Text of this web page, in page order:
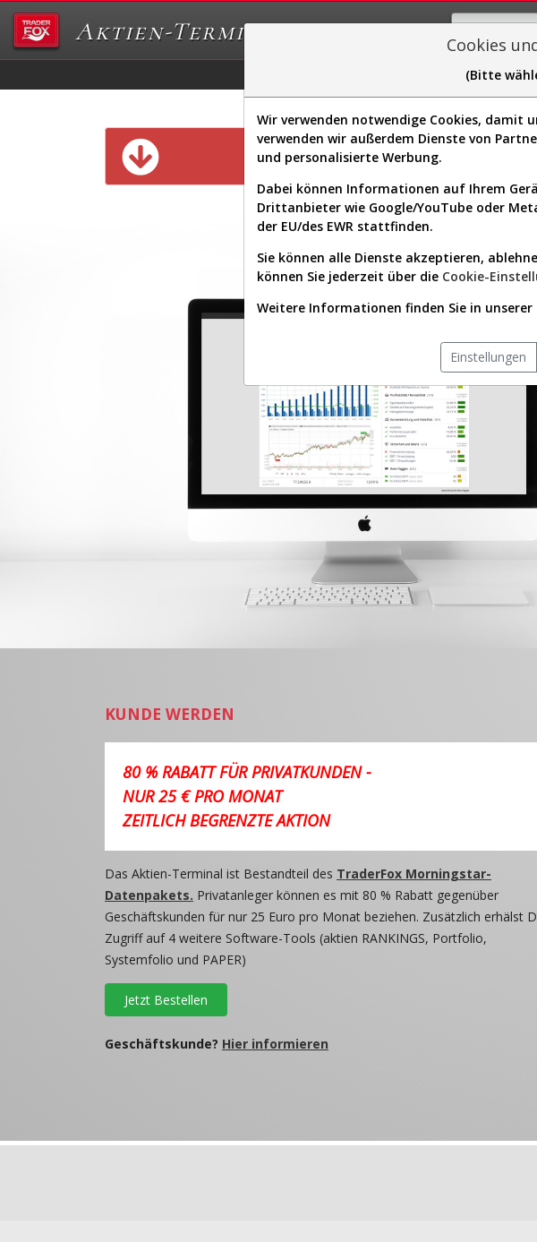
Aktien-Terminal
Sector-
Diese Funktion ist
KUNDE WERDEN
80 % RABATT FÜR PRIVATKUNDEN -
NUR 25 € PRO MONAT
ZEITLICH BEGRENZTE AKTION
Das Aktien-Terminal ist Bestandteil des TraderFox Morningstar-
Datenpakets. Privatanleger können es mit 80 % Rabatt gegenüber
Geschäftskunden für nur 25 Euro pro Monat beziehen. Zusätzlich erhälst
Zugriff auf 4 weitere Software-Tools (aktien RANKINGS, Portfolio,
Systemfolio und PAPER)
Jetzt Bestellen
Geschäftskunde? Hier informieren
Cookies
(Bitte
Wir verwenden notwendige Cookies, damit
verwenden wir außerdem Dienste von
und personalisierte Werbung.
Dabei können Informationen auf Ihrem
Drittanbieter wie Google/YouTube oder
der EU/des EWR stattfinden.
Sie können alle Dienste akzeptieren,
können Sie jederzeit über die Cookie-
Weitere Informationen finden Sie in unserer
Einstellungen